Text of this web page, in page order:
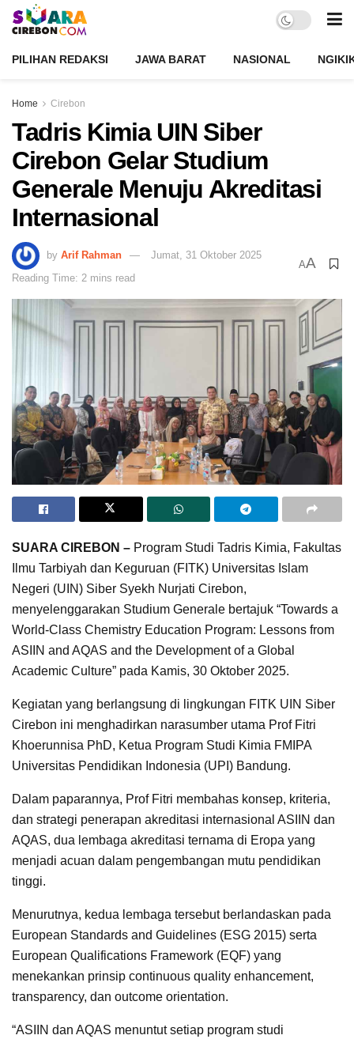
PILIHAN REDAKSI JAWA BARAT NASIONAL
Home Cirebon
Tadris Kimia UIN Siber
Cirebon Gelar Studium
Generale Menuju Akreditasi
Internasional
by Arif Rahman
Jumat, 31 Oktober 2025
Reading Time: 2 mins read
AA
SUARA CIREBON – Program Studi Tadris Kimia, Fakultas
Ilmu Tarbiyah dan Keguruan (FITK) Universitas Islam
Negeri (UIN) Siber Syekh Nurjati Cirebon,
menyelenggarakan Studium Generale bertajuk “Towards a
World-Class Chemistry Education Program: Lessons from
ASIIN and AQAS and the Development of a Global
Academic Culture” pada Kamis, 30 Oktober 2025.
Kegiatan yang berlangsung di lingkungan FITK UIN Siber
Cirebon ini menghadirkan narasumber utama Prof Fitri
Khoerunnisa PhD, Ketua Program Studi Kimia FMIPA
Universitas Pendidikan Indonesia (UPI) Bandung.
Dalam paparannya, Prof Fitri membahas konsep, kriteria,
dan strategi penerapan akreditasi internasional ASIIN dan
AQAS, dua lembaga akreditasi ternama di Eropa yang
menjadi acuan dalam pengembangan mutu pendidikan
tinggi.
Menurutnya, kedua lembaga tersebut berlandaskan pada
European Standards and Guidelines (ESG 2015) serta
European Qualifications Framework (EQF) yang
menekankan prinsip continuous quality enhancement,
transparency, dan outcome orientation.
“ASIIN dan AQAS menuntut setiap program studi